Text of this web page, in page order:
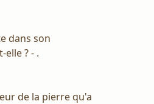
dans son
? - .
de la pierre qu'a